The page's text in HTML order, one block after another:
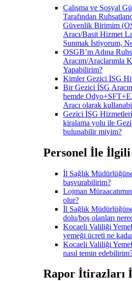
Çalışma ve Sosyal
Tarafından
Güvenlik Birimim
Aracı/Basit Hizmet
Sunmak İstiyorum,
OSGB’m Adına
Aracım/Araçlarımla
Yapabilirim?
Kimler Gezici İSG
Bir Gezici İSG
hemde
Aracı olarak
Gezici İSG
kiralama yolu ile
bulunabilir miyim?
Personel İle
İl Sağlık
başvurabilirim?
Lojman
olur?
İl Sağlık
dolu/boş olanları
Kocaeli Valiliği
yemeği ücreti ne
Kocaeli Valiliği
nasıl temin
Rapor İtirazları